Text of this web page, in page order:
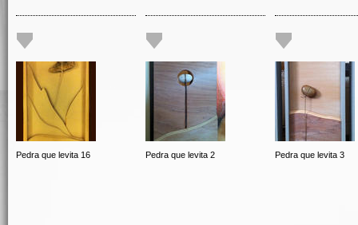
Pedra que levita 16 Pedra que levita 2 Pedra que levita 3